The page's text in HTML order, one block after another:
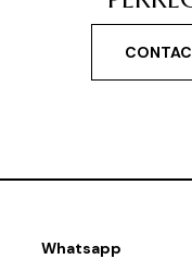
Whatsapp